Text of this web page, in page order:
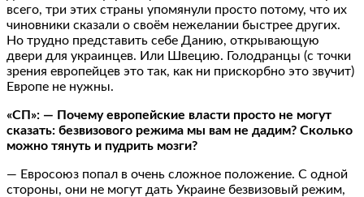
всего, три этих страны упомянули просто потому, что их
чиновники сказали о своём нежелании быстрее других.
Но трудно представить себе Данию, открывающую
двери для украинцев. Или Швецию. Голодранцы (с точки
зрения европейцев это так, как ни прискорбно это звучит)
Европе не нужны.
«СП»: — Почему европейские власти просто не могут
сказать: безвизового режима мы вам не дадим? Сколько
можно тянуть и пудрить мозги?
— Евросоюз попал в очень сложное положение. С одной
стороны, они не могут дать Украине безвизовый режим,